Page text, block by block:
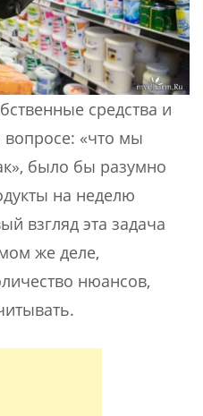
средства и
вопросе: «что мы
было бы разумно
на неделю
взгляд эта задача
же деле,
нюансов,